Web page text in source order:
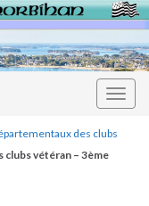
des clubs
clubs vétéran – 3ème